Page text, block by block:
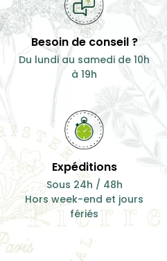
Besoin de conseil ?
Du lundi au samedi de 10h
à 19h
Expéditions
Sous 24h / 48h
Hors week-end et jours
fériés